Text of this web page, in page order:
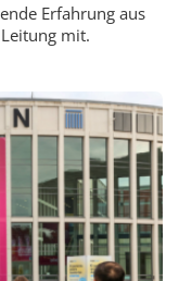
Erfahrung aus
mit.